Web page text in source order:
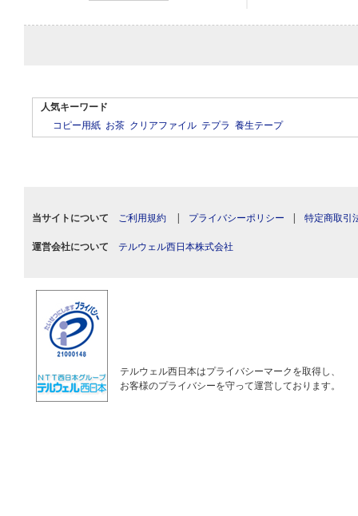
人気キーワード
コピー用紙 お茶 クリアファイル テプラ 養生テープ
当サイトについて ご利用規約 | プライバシーポリシー | 特定商取引
運営会社について テルウェル西日本株式会社
テルウェル西日本はプライバシーマークを取得し、
お客様のプライバシーを守って運営しております。